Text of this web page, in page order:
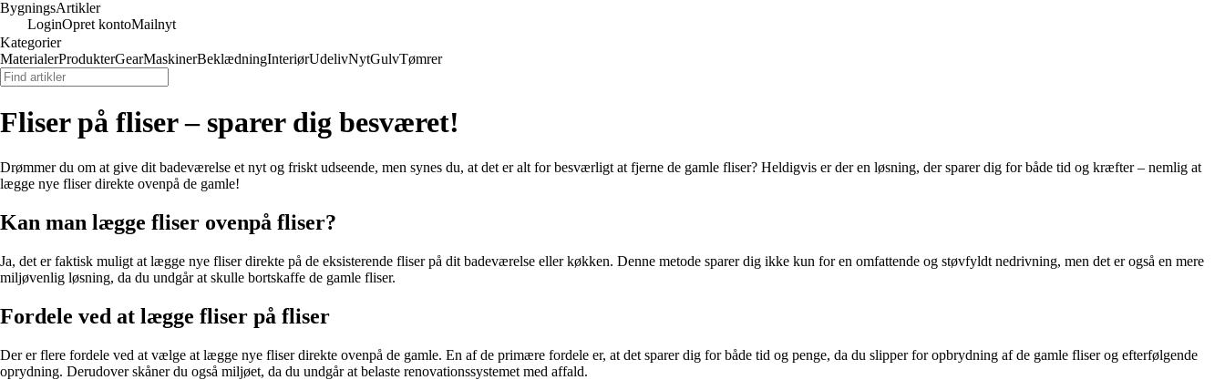
BygningsArtikler
LoginOpret kontoMailnyt
Kategorier
MaterialerProdukterGearMaskinerBeklædningInteriørUdelivNytGulvTømrer
Fliser på fliser – sparer dig besværet!
Drømmer du om at give dit badeværelse et nyt og friskt udseende, men synes du, at det er alt for besværligt at fjerne de gamle fliser? Heldigvis er der en løsning, der sparer dig for både tid og kræfter – nemlig at
lægge nye fliser direkte ovenpå de gamle!
Kan man lægge fliser ovenpå fliser?
Ja, det er faktisk muligt at lægge nye fliser direkte på de eksisterende fliser på dit badeværelse eller køkken. Denne metode sparer dig ikke kun for en omfattende og støvfyldt nedrivning, men det er også en mere
miljøvenlig løsning, da du undgår at skulle bortskaffe de gamle fliser.
Fordele ved at lægge fliser på fliser
Der er flere fordele ved at vælge at lægge nye fliser direkte ovenpå de gamle. En af de primære fordele er, at det sparer dig for både tid og penge, da du slipper for opbrydning af de gamle fliser og efterfølgende
oprydning. Derudover skåner du også miljøet, da du undgår at belaste renovationssystemet med affald.